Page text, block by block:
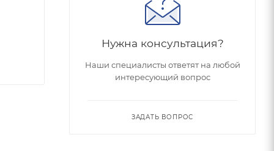
Нужна консультация?
Наши специалисты ответят на любой
интересующий вопрос
ЗАДАТЬ ВОПРОС